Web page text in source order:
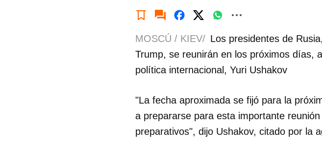
MOSCÚ / KIEV/ Los presidentes de
Trump, se reunirán en los próximos días,
política internacional, Yuri Ushakov
"La fecha aproximada se fijó para la
a prepararse para esta importante
preparativos", dijo Ushakov, citado por la